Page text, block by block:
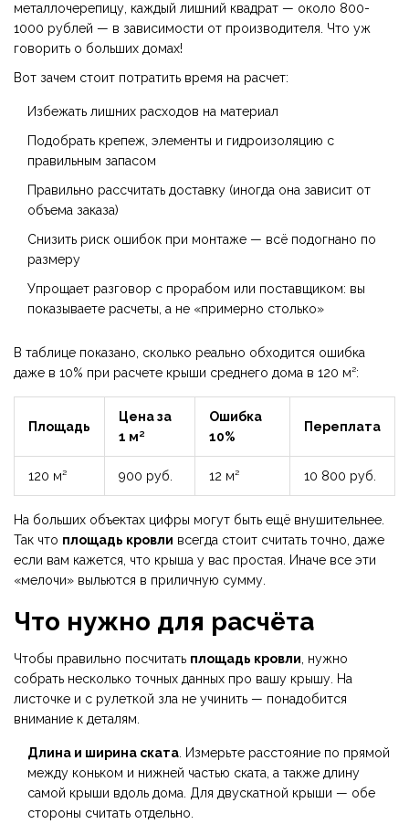
металлочерепицу, каждый лишний квадрат — около 800-
1000 рублей — в зависимости от производителя. Что уж
говорить о больших домах!
Вот зачем стоит потратить время на расчет:
Избежать лишних расходов на материал
Подобрать крепеж, элементы и гидроизоляцию с
правильным запасом
Правильно рассчитать доставку (иногда она зависит от
объема заказа)
Снизить риск ошибок при монтаже — всё подогнано по
размеру
Упрощает разговор с прорабом или поставщиком: вы
показываете расчеты, а не «примерно столько»
В таблице показано, сколько реально обходится ошибка
даже в 10% при расчете крыши среднего дома в 120 м²:
Площадь
Цена за
1 м²
Ошибка
10%
Переплата
120 м² 900 руб. 12 м² 10 800 руб.
На больших объектах цифры могут быть ещё внушительнее.
Так что площадь кровли всегда стоит считать точно, даже
если вам кажется, что крыша у вас простая. Иначе все эти
«мелочи» выльются в приличную сумму.
Что нужно для расчёта
Чтобы правильно посчитать площадь кровли , нужно
собрать несколько точных данных про вашу крышу. На
листочке и с рулеткой зла не учинить — понадобится
внимание к деталям.
Длина и ширина ската . Измерьте расстояние по прямой
между коньком и нижней частью ската, а также длину
самой крыши вдоль дома. Для двускатной крыши — обе
стороны считать отдельно.